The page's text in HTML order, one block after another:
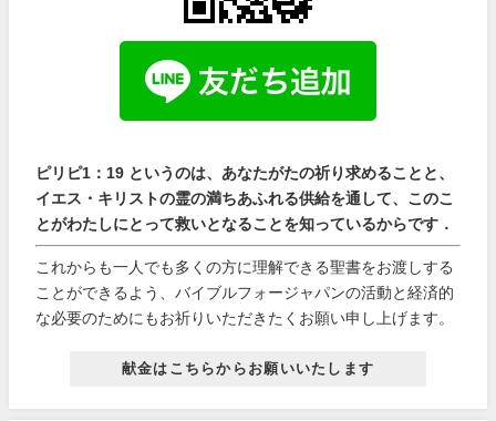
ピリピ1：19 というのは、あなたがたの祈り求めることと、
イエス・キリストの霊の満ちあふれる供給を通して、このこ
とがわたしにとって救いとなることを知っているからです．
これからも一人でも多くの方に理解できる聖書をお渡しする
ことができるよう、バイブルフォージャパンの活動と経済的
な必要のためにもお祈りいただきたくお願い申し上げます。
献金はこちらからお願いいたします